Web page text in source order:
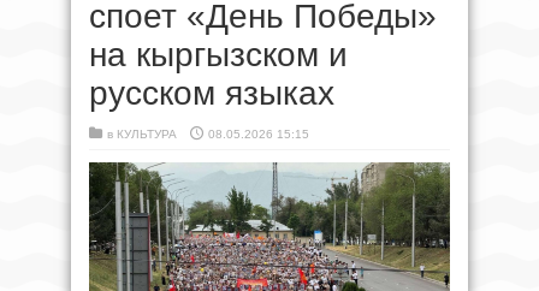
споет «День Победы»
на кыргызском и
русском языках
в КУЛЬТУРА 08.05.2026 15:15